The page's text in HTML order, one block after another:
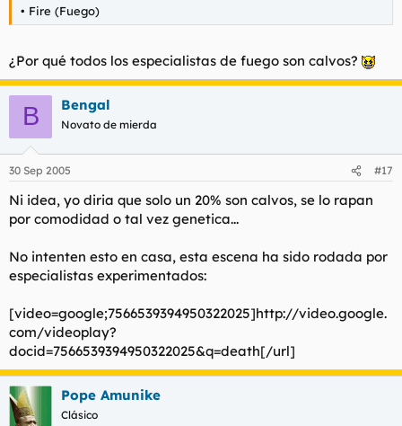
• Fire (Fuego)
¿Por qué todos los especialistas de fuego son calvos?
B Bengal
Novato de mierda
30 Sep 2005 #17
Ni idea, yo diria que solo un 20% son calvos, se lo rapan
por comodidad o tal vez genetica...
No intenten esto en casa, esta escena ha sido rodada por
especialistas experimentados:
[video=google;7566539394950322025]http://video.google.
com/videoplay?
docid=7566539394950322025&q=death[/url]
Pope Amunike
Clásico